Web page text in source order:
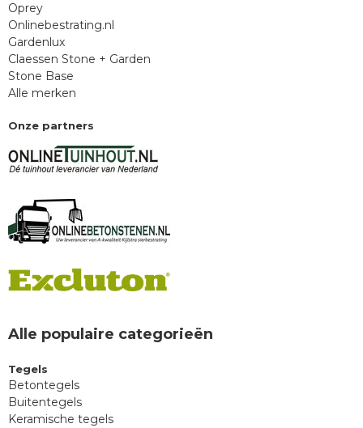
Oprey
Onlinebestrating.nl
Gardenlux
Claessen Stone + Garden
Stone Base
Alle merken
Onze partners
Alle populaire categorieën
Tegels
Betontegels
Buitentegels
Keramische tegels